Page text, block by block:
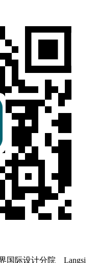
国际设计分院 Langsi